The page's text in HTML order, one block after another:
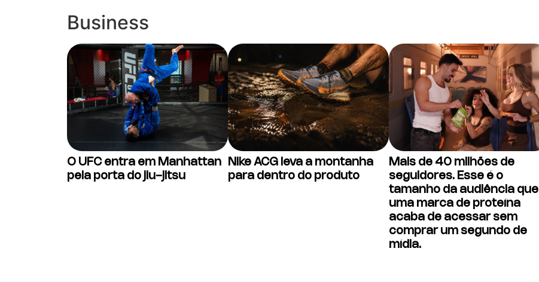
Business
O UFC entra em Manhattan
pela porta do jiu-jitsu
Nike ACG leva a montanha
para dentro do produto
Mais de 40 milhões de
seguidores. Esse é o
tamanho da audiência que
uma marca de proteína
acaba de acessar sem
comprar um segundo de
mídia.